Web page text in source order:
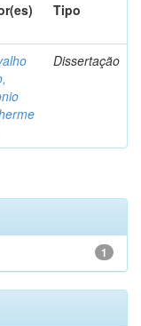
Tipo
Dissertação
1